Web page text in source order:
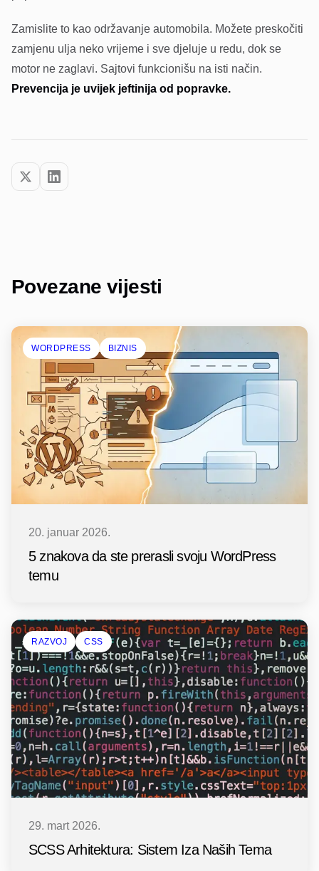
Zamislite to kao održavanje automobila. Možete preskočiti
zamjenu ulja neko vrijeme i sve djeluje u redu, dok se
motor ne zaglavi. Sajtovi funkcionišu na isti način.
Prevencija je uvijek jeftinija od popravke.
Povezane vijesti
WORDPRESS BIZNIS
20. januar 2026.
5 znakova da ste prerasli svoju WordPress
temu
RAZVOJ CSS
29. mart 2026.
SCSS Arhitektura: Sistem Iza Naših Tema